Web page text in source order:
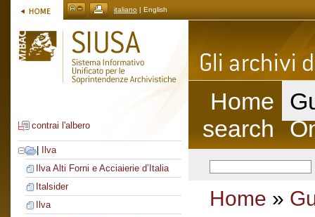
italiano | English
contrai l'albero
Ilva
Ilva Alti Forni e Acciaierie d’Italia
Italsider
Ilva
Home
search
Home »